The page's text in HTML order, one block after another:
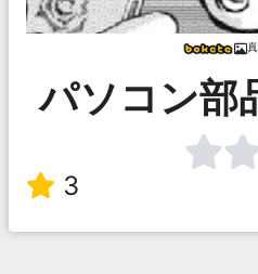
パソコン部
3